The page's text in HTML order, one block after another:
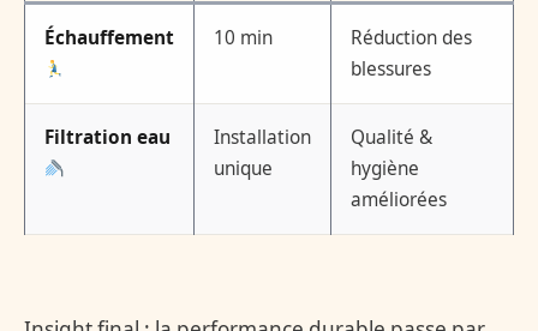
Échauffement 10 min
Réduction des
blessures
Filtration eau
Installation
unique
Qualité &
hygiène
améliorées